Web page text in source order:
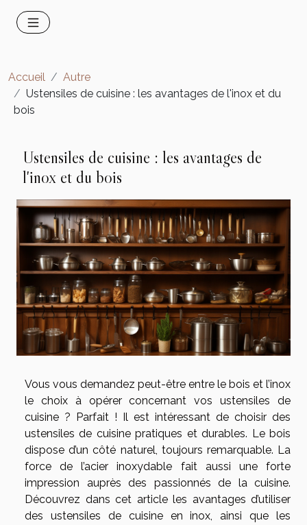
Accueil
Autre
Ustensiles de cuisine : les avantages de l'inox et du
bois
Ustensiles de cuisine : les avantages de
l'inox et du bois
Vous vous demandez peut-être entre le bois et l’inox
le choix à opérer concernant vos ustensiles de
cuisine ? Parfait ! Il est intéressant de choisir des
ustensiles de cuisine pratiques et durables. Le bois
dispose d’un côté naturel, toujours remarquable. La
force de l’acier inoxydable fait aussi une forte
impression auprès des passionnés de la cuisine.
Découvrez dans cet article les avantages d’utiliser
des ustensiles de cuisine en inox, ainsi que les